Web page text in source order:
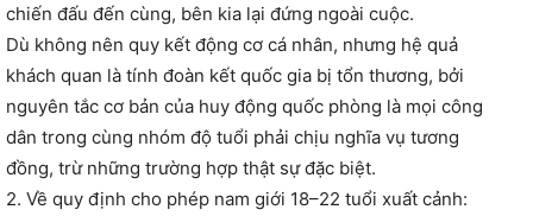
chiến đấu đến cùng, bên kia lại đứng ngoài cuộc.
Dù không nên quy kết động cơ cá nhân, nhưng hệ quả
khách quan là tính đoàn kết quốc gia bị tổn thương, bởi
nguyên tắc cơ bản của huy động quốc phòng là mọi công
dân trong cùng nhóm độ tuổi phải chịu nghĩa vụ tương
đồng, trừ những trường hợp thật sự đặc biệt.
2. Về quy định cho phép nam giới 18–22 tuổi xuất cảnh: